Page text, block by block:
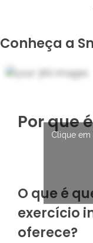
Conheça a
Por que
Clique em
O que é
exercício
oferece?